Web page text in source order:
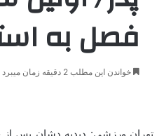
فصل به
خواندن این مطلب 2 دقیقه زمان میبرد